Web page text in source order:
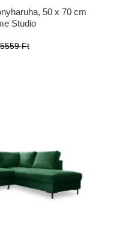
50 x 70 cm
Studio
5559 Ft